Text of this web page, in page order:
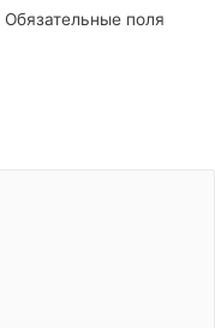
Обязательные поля